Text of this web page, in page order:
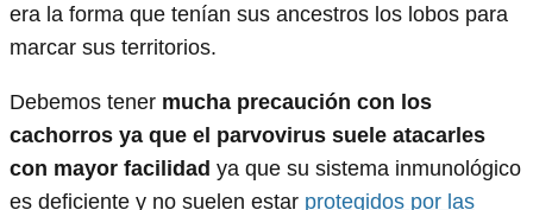
era la forma que tenían sus ancestros los lobos para
marcar sus territorios.
Debemos tener mucha precaución con los
cachorros ya que el parvovirus suele atacarles
con mayor facilidad ya que su sistema inmunológico
es deficiente y no suelen estar protegidos por las